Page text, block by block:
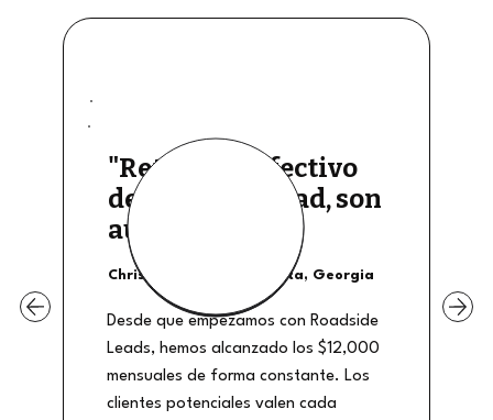
"Retiros de efectivo
de buena calidad, son
auténticos"
Christian Shields - Atlanta, Georgia
Desde que empezamos con Roadside
Leads, hemos alcanzado los $12,000
mensuales de forma constante. Los
clientes potenciales valen cada